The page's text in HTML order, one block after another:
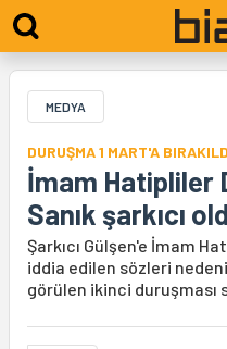
MEDYA
DURUŞMA 1 MART'A
İmam Hatipliler
Sanık şarkıcı
Şarkıcı Gülşen'e İmam
iddia edilen sözleri
görülen ikinci duruşması